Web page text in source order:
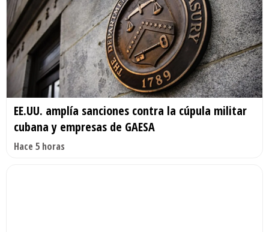
EE.UU. amplía sanciones contra la cúpula militar
cubana y empresas de GAESA
Hace 5 horas